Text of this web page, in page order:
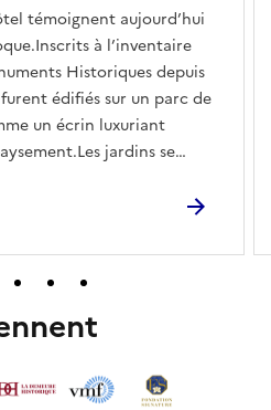
témoignent aujourd’hui
à l’inventaire
Historiques depuis
édifiés sur un parc de
un écrin luxuriant
jardins se
proposées à 10h, 11h,